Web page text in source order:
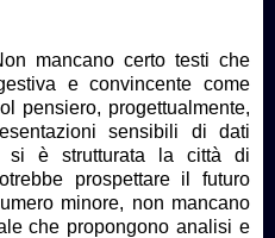
mancano certo testi che
e convincente come
pensiero, progettualmente,
sensibili di dati
si è strutturata la città di
prospettare il futuro
minore, non mancano
che propongono analisi e